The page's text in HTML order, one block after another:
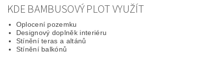
KDE BAMBUSOVÝ PLOT VYUŽÍT
Oplocení pozemku
Designový doplněk interiéru
Stínění teras a altánů
Stínění balkónů